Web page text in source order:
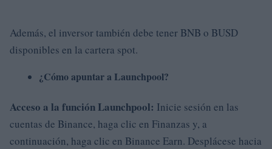
Además, el inversor también debe tener BNB o BUSD
disponibles en la cartera spot.
¿Cómo apuntar a Launchpool?
Acceso a la función Launchpool: Inicie sesión en las
cuentas de Binance, haga clic en Finanzas y, a
continuación, haga clic en Binance Earn. Desplácese hacia